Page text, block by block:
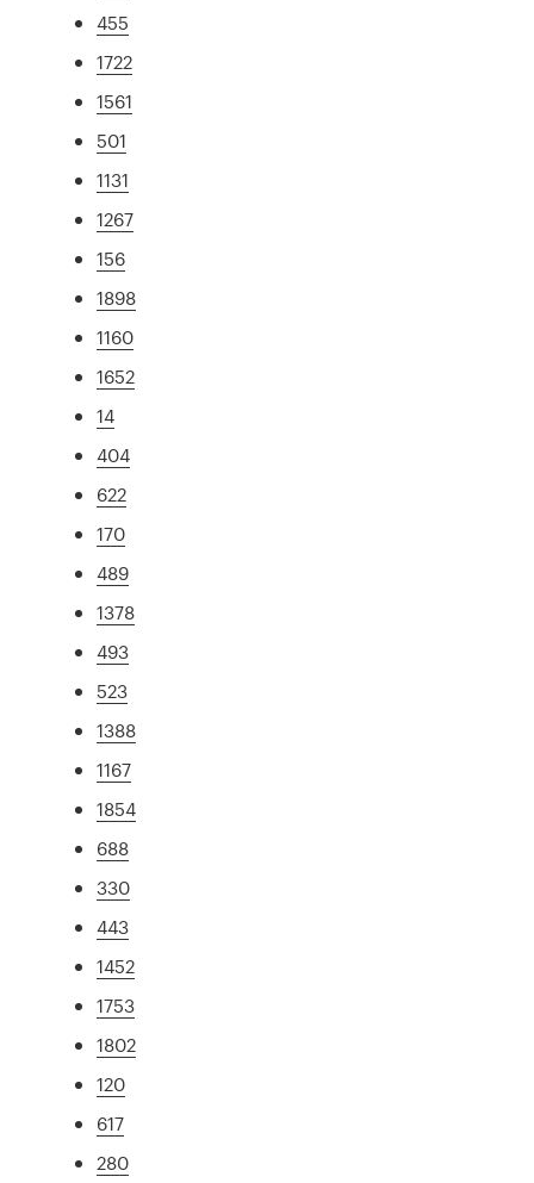
455
1722
1561
501
1131
1267
156
1898
1160
1652
14
404
622
170
489
1378
493
523
1388
1167
1854
688
330
443
1452
1753
1802
120
617
280